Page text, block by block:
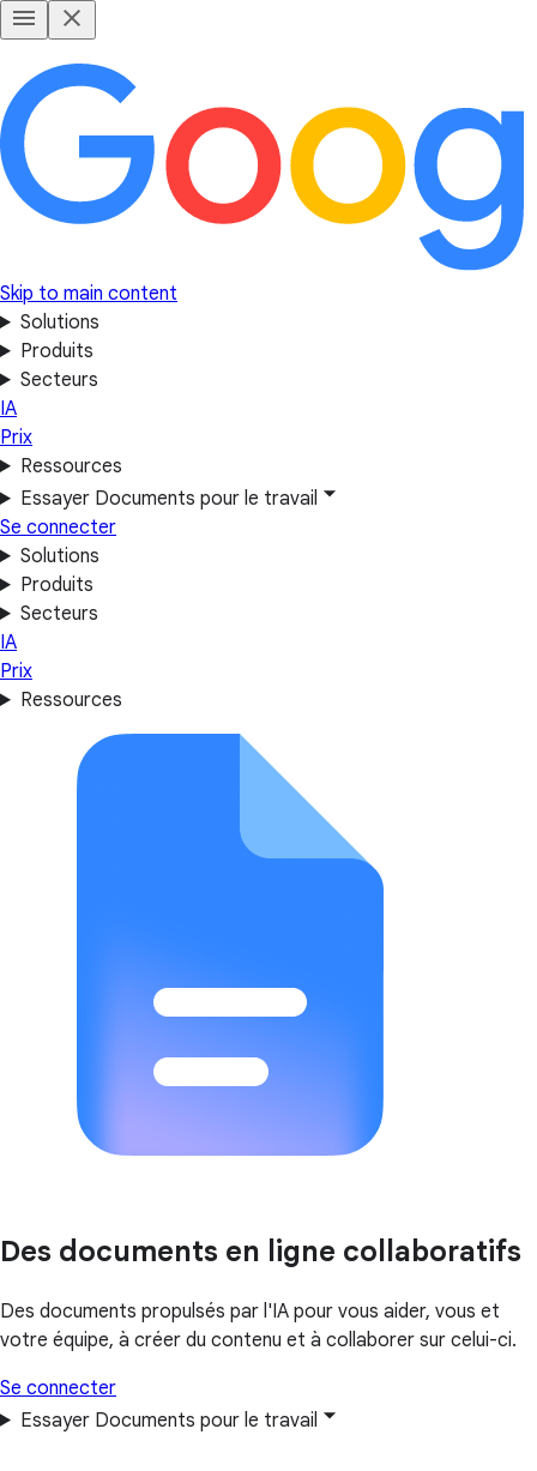
Skip to main content
Solutions
Produits
Secteurs
IA
Prix
Ressources
Essayer Documents pour le travail
Se connecter
Solutions
Produits
Secteurs
IA
Prix
Ressources
Des documents en ligne collaboratifs
Des documents propulsés par l'IA pour vous aider, vous et
votre équipe, à créer du contenu et à collaborer sur celui-ci.
Se connecter
Essayer Documents pour le travail